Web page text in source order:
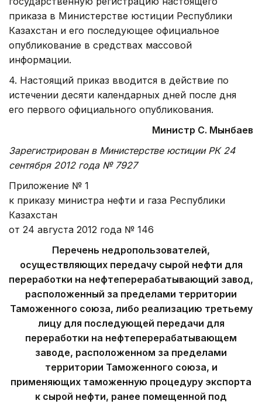
приказа в Министерстве юстиции Республики
Казахстан и его последующее официальное
опубликование в средствах массовой
информации.
4. Настоящий приказ вводится в действие по
истечении десяти календарных дней после дня
его первого официального опубликования.
Министр С. Мынбаев
Зарегистрирован в Министерстве юстиции РК 24
сентября 2012 года № 7927
Приложение № 1
к приказу министра нефти и газа Республики
Казахстан
от 24 августа 2012 года № 146
Перечень недропользователей,
осуществляющих передачу сырой нефти для
переработки на нефтеперерабатывающий завод,
расположенный за пределами территории
Таможенного союза, либо реализацию третьему
лицу для последующей передачи для
переработки на нефтеперерабатывающем
заводе, расположенном за пределами
территории Таможенного союза, и
применяющих таможенную процедуру экспорта
к сырой нефти, ранее помещенной под